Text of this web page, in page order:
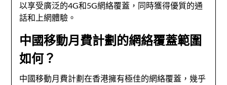
以享受廣泛的4G和5G網絡覆蓋，同時獲得優質的通
話和上網體驗。
中國移動月費計劃的網絡覆蓋範圍
如何？
中國移動月費計劃在香港擁有極佳的網絡覆蓋，幾乎